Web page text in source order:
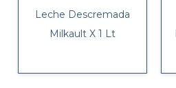
Leche Descremada
Milkault X 1 Lt